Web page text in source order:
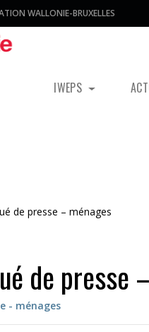
WALLONIE-BRUXELLES
IWEPS
de presse – ménages
de presse
- ménages